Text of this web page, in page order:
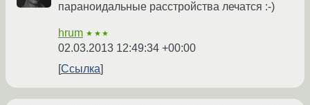
параноидальные расстройства лечатся :-)
hrum ★★★
02.03.2013 12:49:34 +00:00
Ссылка